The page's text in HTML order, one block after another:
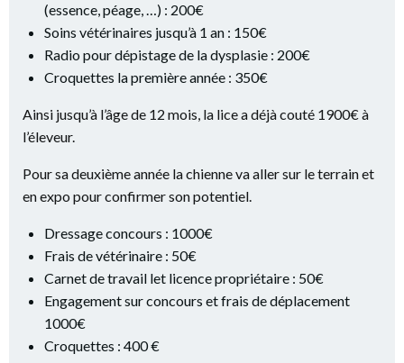
(essence, péage, …) : 200€
Soins vétérinaires jusqu’à 1 an : 150€
Radio pour dépistage de la dysplasie : 200€
Croquettes la première année : 350€
Ainsi jusqu’à l’âge de 12 mois, la lice a déjà couté 1900€ à
l’éleveur.
Pour sa deuxième année la chienne va aller sur le terrain et
en expo pour confirmer son potentiel.
Dressage concours : 1000€
Frais de vétérinaire : 50€
Carnet de travail let licence propriétaire : 50€
Engagement sur concours et frais de déplacement
1000€
Croquettes : 400 €